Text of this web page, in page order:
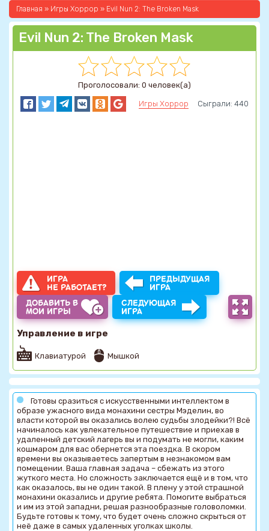
Главная » Игры Хоррор » Evil Nun 2: The Broken Mask
Evil Nun 2: The Broken Mask
Проголосовали: 0 человек(а)
Игры Хоррор Сыграли: 440
ИГРА
НЕ РАБОТАЕТ?
ПРЕДЫДУЩАЯ
ИГРА
ДОБАВИТЬ В
МОИ ИГРЫ
СЛЕДУЮЩАЯ
ИГРА
Управление в игре
Клавиатурой Мышкой
Готовы сразиться с искусственными интеллектом в
образе ужасного вида монахини сестры Мэделин, во
власти которой вы оказались волею судьбы злодейки?! Всё
начиналось как увлекательное путешествие и приехав в
удаленный детский лагерь вы и подумать не могли, каким
кошмаром для вас обернется эта поездка. В скором
времени вы оказываетесь запертым в незнакомом вам
помещении. Ваша главная задача – сбежать из этого
жуткого места. Но сложность заключается ещё и в том, что
как оказалось, вы не один такой. В плену у этой страшной
монахини оказались и другие ребята. Помогите выбраться
и им из этой западни, решая разнообразные головоломки.
Будьте готовы к тому, что будет очень сложно скрыться от
неё даже в самых удаленных уголках школы.